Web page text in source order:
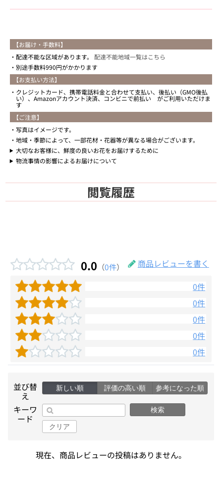
【お届け・手数料】
配達不能な区域があります。 配達不能地域一覧はこちら
別途手数料990円がかかります
【お支払い方法】
クレジットカード、携帯電話料金と合わせて支払い、後払い（GMO後払
い）、Amazonアカウント決済、コンビニで前払い がご利用いただけま
す
【ご注意】
写真はイメージです。
地域・季節によって、一部花材・花器等が異なる場合がございます。
大切なお客様に、鮮度の良いお花をお届けするために
物流事情の影響によるお届けについて
閲覧履歴
0.0 （0件）
商品レビューを書く
0件
0件
0件
0件
0件
並び替
え
新しい順 評価の高い順 参考になった順
キーワ
ード
検索
クリア
現在、商品レビューの投稿はありません。